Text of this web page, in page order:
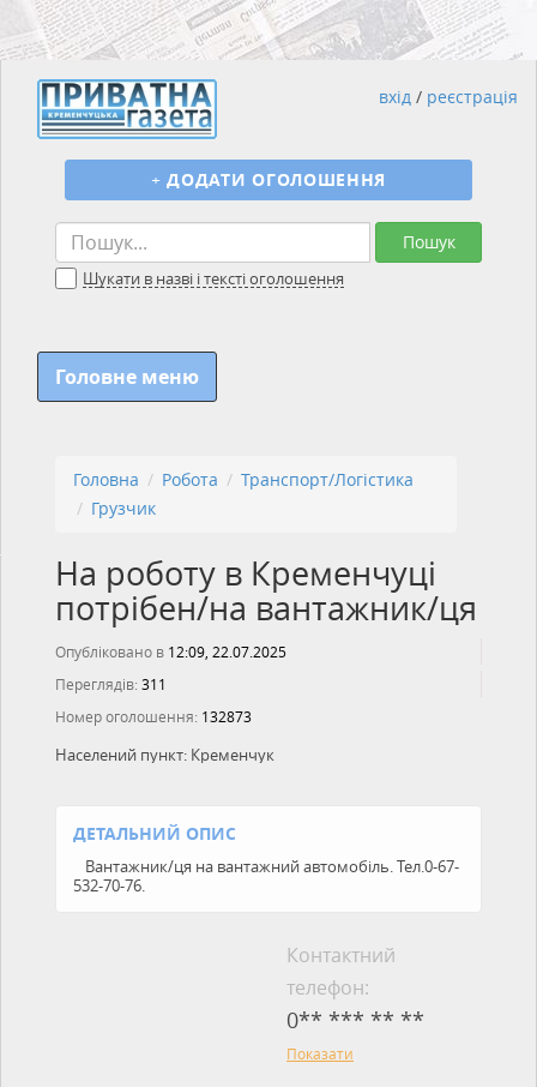
Пошук
Шукати в назві і тексті оголошення
+ ДОДАТИ ОГОЛОШЕННЯ
вхід / реєстрація
Головне меню
Головна Робота
Транспорт/Логістика
Грузчик
На роботу в Кременчуці
потрібен/на вантажник/ця
Опубліковано в 12:09, 22.07.2025
Переглядів: 311
Номер оголошення: 132873
Населений пункт: Кременчук
ДЕТАЛЬНИЙ ОПИС
Вантажник/ця на вантажний автомобіль. Тел.0-67-
532-70-76.
Контактний
телефон:
0** *** ** **
Показати